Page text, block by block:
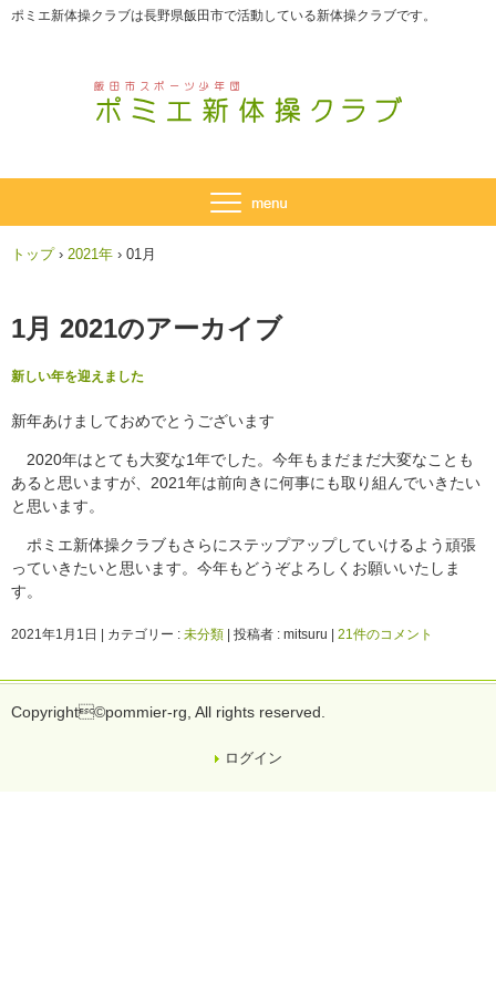
ポミエ新体操クラブは長野県飯田市で活動している新体操クラブです。
トップ › 2021年 › 01月
1月 2021のアーカイブ
新しい年を迎えました
新年あけましておめでとうございます
2020年はとても大変な1年でした。今年もまだまだ大変なことも
あると思いますが、2021年は前向きに何事にも取り組んでいきたい
と思います。
ポミエ新体操クラブもさらにステップアップしていけるよう頑張
っていきたいと思います。今年もどうぞよろしくお願いいたしま
す。
2021年1月1日 カテゴリー : 未分類 投稿者 : mitsuru 21件のコメント
Copyright©pommier-rg, All rights reserved.
ログイン